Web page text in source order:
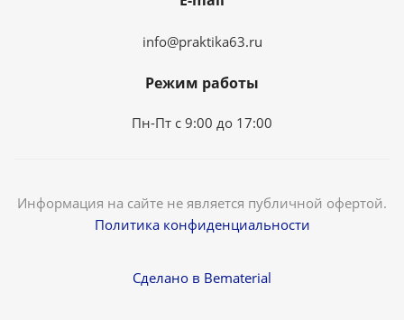
info@praktika63.ru
Режим работы
Пн-Пт с 9:00 до 17:00
Информация на сайте не является публичной офертой.
Политика конфиденциальности
Сделано в Bematerial